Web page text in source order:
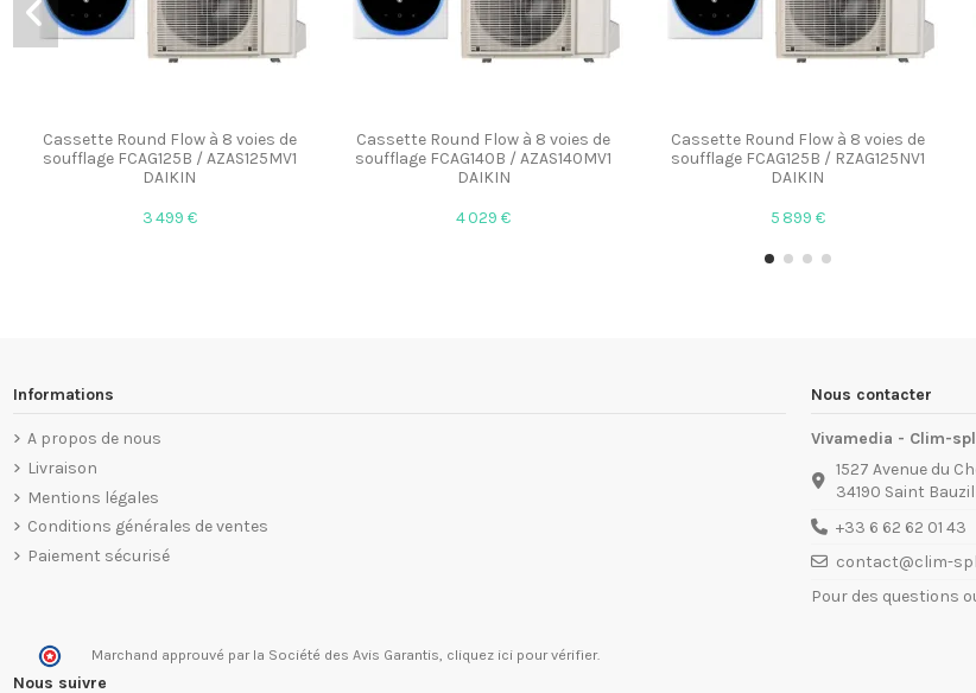
Cassette Round Flow à 8 voies de
soufflage FCAG125B / AZAS125MV1
DAIKIN
3 499 €
Cassette Round Flow à 8 voies de
soufflage FCAG140B / AZAS140MV1
DAIKIN
4 029 €
Cassette Round Flow à 8 voies de
soufflage FCAG125B / RZAG125NV1
DAIKIN
5 899 €
Informations
A propos de nous
Livraison
Mentions légales
Conditions générales de ventes
Paiement sécurisé
Nous contacter
Vivamedia - Clim-
1527 Avenue du
34190 Saint
+33 6 62 62 01 43
contact@clim-
Pour des questions
Marchand approuvé par la Société des Avis Garantis, cliquez ici pour vérifier.
Nous suivre